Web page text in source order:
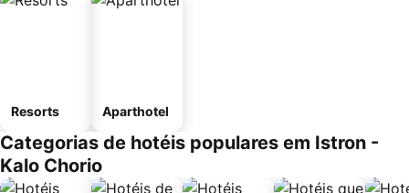
Resorts Aparthotel
Categorias de hotéis populares em Istron -
Kalo Chorio